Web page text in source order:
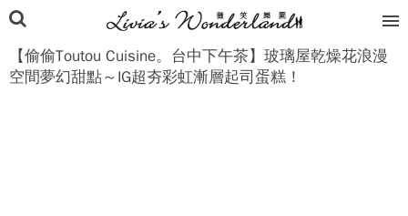
【偷偷Toutou Cuisine。台中下午茶】玻璃屋乾燥花浪漫
空間夢幻甜點～IG超夯彩虹漸層起司蛋糕！